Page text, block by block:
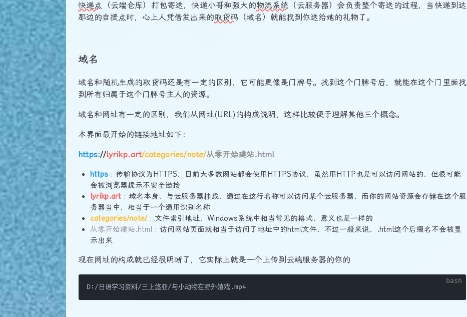
快递点 （云端仓库）打包寄送，快递小哥和强大的物流系统 （云服务器）会负责整个寄送的过程，当快递到达
那边的自提点时，心上人凭借发出来的取货码 （域名）就能找到你送给她的礼物了。
域名
域名和随机生成的取货码还是有一定的区别，它可能更像是门牌号。找到这个门牌号后，就能在这个门里面找
到所有归属于这个门牌号主人的资源。
域名和网址有一定的区别，我们从网址(URL)的构成说明，这样比较便于理解其他三个概念。
本界面最开始的链接地址如下：
https://lyrikp.art/categories/note/从零开始建站.html
https : 传输协议为HTTPS，目前大多数网站都会使用HTTPS协议，虽然用HTTP也是可以访问网站的，但很可能
会被浏览器提示不安全链接
lyrikp.art : 域名本身，与云服务器挂载，通过在这行名称可以访问某个云服务器，而你的网站资源会存储在这个服
务器当中，相当于一个通用识别名称
categories/note/: 文件索引地址，Windows系统中相当常见的格式，意义也是一样的
从零开始建站.html: 访问网站页面就相当于访问了地址中的html文件，不过一般来说，.html这个后缀名不会被显
示出来
现在网址的构成就已经很明晰了，它实际上就是一个上传到云端服务器的你的